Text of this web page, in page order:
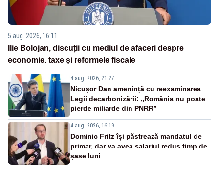
5 aug. 2026, 16:11
Ilie Bolojan, discuții cu mediul de afaceri despre
economie, taxe și reformele fiscale
4 aug. 2026, 21:27
Nicușor Dan amenință cu reexaminarea
Legii decarbonizării: „România nu poate
pierde miliarde din PNRR”
4 aug. 2026, 16:19
Dominic Fritz își păstrează mandatul de
primar, dar va avea salariul redus timp de
șase luni